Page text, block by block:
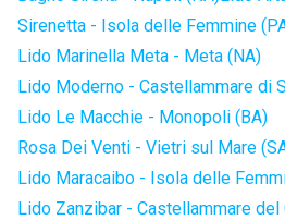
Sirenetta - Isola delle Femmine
Lido Marinella Meta - Meta (NA)
Lido Moderno - Castellammare di
Lido Le Macchie - Monopoli (BA)
Rosa Dei Venti - Vietri sul Mare
Lido Maracaibo - Isola delle
Lido Zanzibar - Castellammare del